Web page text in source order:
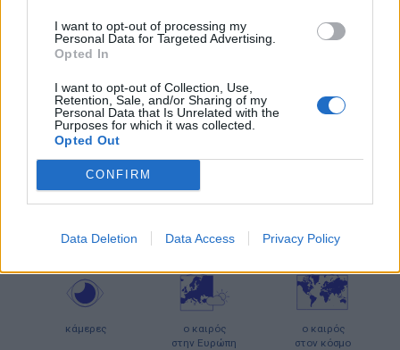
I want to opt-out of processing my
Personal Data for Targeted Advertising.
Opted In
I want to opt-out of Collection, Use,
Retention, Sale, and/or Sharing of my
Personal Data that Is Unrelated with the
Purposes for which it was collected.
Opted Out
CONFIRM
Data Deletion Data Access Privacy Policy
ΑΝΩΓΕΙΑ 20°C
ΦΛΩΡΙΝΑ 22°C
ΟΡΕΙΝΗ ΦΩΚΙΔΑ
ΜΑΥΡΟΠΗΓΗ ΚΟΖΑΝΗΣ 22°C
ΣΠΕΤΣΕΣ
ΜΟΙΡΕΣ ΗΡΑΚΛΕΙΟΥ
ΝΕΑΠΟΛΗ ΒΟΙΩΝ
Τα παραπάνω δεδομένα (ΧΑΜΗΛΟΤΕΡΕΣ/ΥΨΗΛΟΤΕΡΕΣ) αποτελούν προγνώσεις. Για
παρατηρήσεις (realtime) πατήστε εδώ
Ο ΚΑΙΡΟΣ ΤΩΡΑ (LIVE)
μετεωρολογικοί
χάρτες
meteonow
κάμερες
ο καιρός
στην Ευρώπη
ο καιρός
στον κόσμο